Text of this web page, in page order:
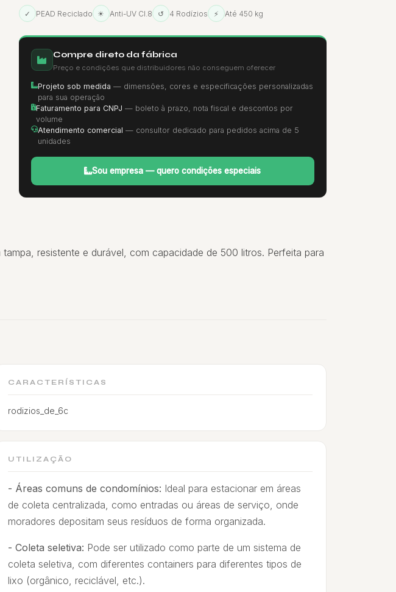
✓ PEAD Reciclado ☀ Anti-UV Cl.8 ↺ 4 Rodízios ⚡ Até 450 kg
Compre direto da fábrica
Preço e condições que distribuidores não conseguem oferecer
Projeto sob medida — dimensões, cores e especificações personalizadas
para sua operação
Faturamento para CNPJ — boleto à prazo, nota fiscal e descontos por
volume
Atendimento comercial — consultor dedicado para pedidos acima de 5
unidades
Sou empresa — quero condições especiais
resistente e durável, com capacidade de 500 litros. Perfeita para
CARACTERÍSTICAS
rodizios_de_6c
UTILIZAÇÃO
- Áreas comuns de condomínios: Ideal para estacionar em áreas
de coleta centralizada, como entradas ou áreas de serviço, onde
moradores depositam seus resíduos de forma organizada.
- Coleta seletiva: Pode ser utilizado como parte de um sistema de
coleta seletiva, com diferentes containers para diferentes tipos de
lixo (orgânico, reciclável, etc.).